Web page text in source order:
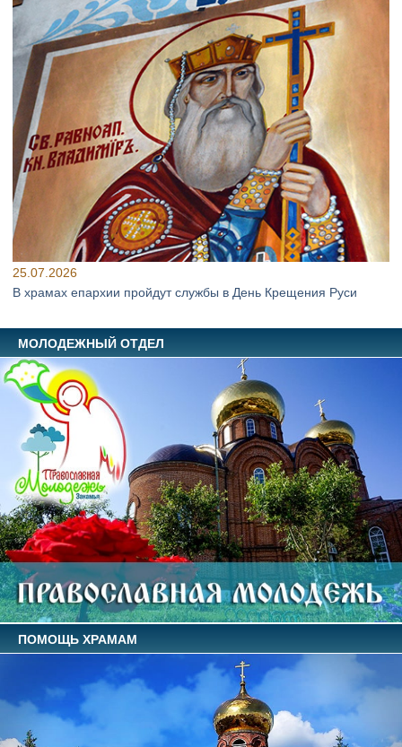
25.07.2026
В храмах епархии пройдут службы в День Крещения Руси
МОЛОДЕЖНЫЙ ОТДЕЛ
ПОМОЩЬ ХРАМАМ